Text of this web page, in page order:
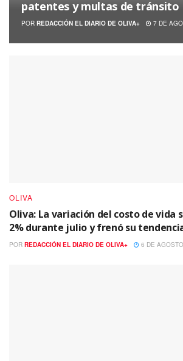
patentes y multas de tránsito
POR REDACCIÓN EL DIARIO DE OLIVA+ 7 DE
OLIVA
Oliva: La variación del costo de vida
2% durante julio y frenó su
POR REDACCIÓN EL DIARIO DE OLIVA+ 6 DE